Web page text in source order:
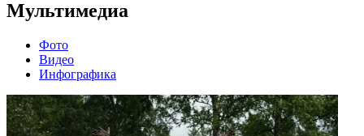
Мультимедиа
Фото
Видео
Инфографика